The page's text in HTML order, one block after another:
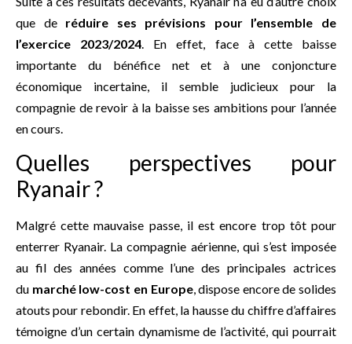
que de réduire ses prévisions pour l’ensemble de
l’exercice 2023/2024. En effet, face à cette baisse
importante du bénéfice net et à une conjoncture
économique incertaine, il semble judicieux pour la
compagnie de revoir à la baisse ses ambitions pour l’année
en cours.
Quelles perspectives pour
Ryanair ?
Malgré cette mauvaise passe, il est encore trop tôt pour
enterrer Ryanair. La compagnie aérienne, qui s’est imposée
au fil des années comme l’une des principales actrices
du marché low-cost en Europe, dispose encore de solides
atouts pour rebondir. En effet, la hausse du chiffre d’affaires
témoigne d’un certain dynamisme de l’activité, qui pourrait